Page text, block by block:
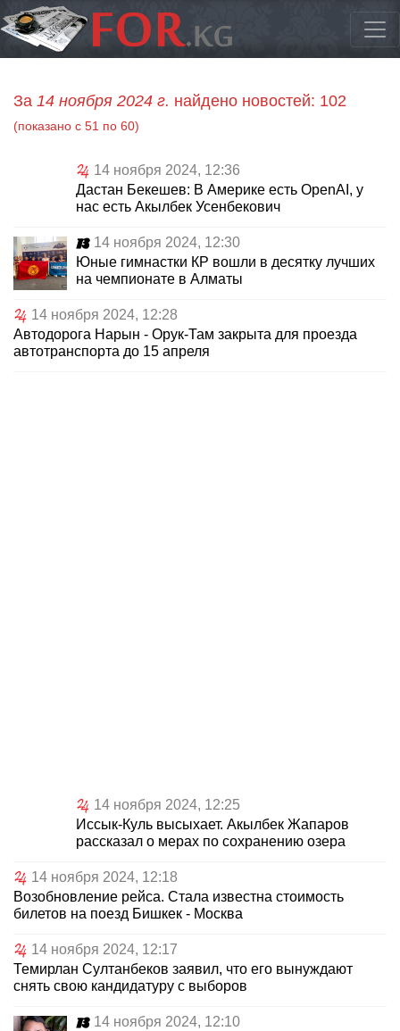
За 14 ноября 2024 г. найдено новостей: 102
(показано с 51 по 60)
14 ноября 2024, 12:36
Дастан Бекешев: В Америке есть OpenAI, у
нас есть Акылбек Усенбекович
14 ноября 2024, 12:30
Юные гимнастки КР вошли в десятку лучших
на чемпионате в Алматы
14 ноября 2024, 12:28
Автодорога Нарын - Орук-Там закрыта для проезда
автотранспорта до 15 апреля
14 ноября 2024, 12:25
Иссык-Куль высыхает. Акылбек Жапаров
рассказал о мерах по сохранению озера
14 ноября 2024, 12:18
Возобновление рейса. Стала известна стоимость
билетов на поезд Бишкек - Москва
14 ноября 2024, 12:17
Темирлан Султанбеков заявил, что его вынуждают
снять свою кандидатуру с выборов
14 ноября 2024, 12:10